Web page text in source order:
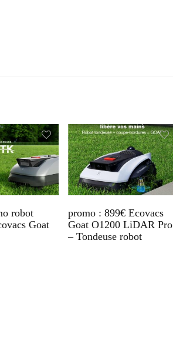
robot
Goat
promo : 899€ Ecovacs
Goat O1200 LiDAR Pro
– Tondeuse robot